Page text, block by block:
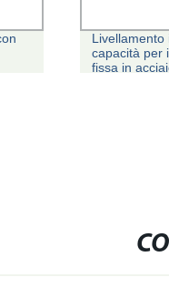
capacità per
fissa in